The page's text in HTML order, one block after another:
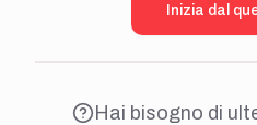
Inizia dal
Hai bisogno di